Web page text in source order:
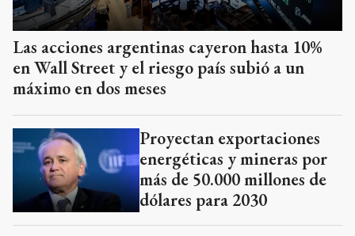
Las acciones argentinas cayeron hasta 10%
en Wall Street y el riesgo país subió a un
máximo en dos meses
Proyectan exportaciones
energéticas y mineras por
más de 50.000 millones de
dólares para 2030